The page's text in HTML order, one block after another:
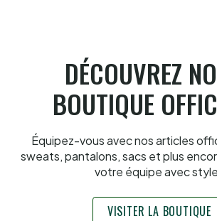
DÉCOUVREZ
BOUTIQUE
Équipez-vous avec nos articles
sweats, pantalons, sacs et plus
votre équipe avec
VISITER LA BOUTIQUE